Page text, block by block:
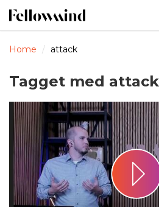
Home
attack
Tagget med attack